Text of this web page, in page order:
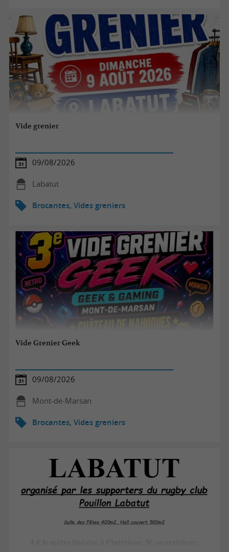
Vide grenier
09/08/2026
Labatut
Brocantes, Vides greniers
Vide Grenier Geek
09/08/2026
Mont-de-Marsan
Brocantes, Vides greniers